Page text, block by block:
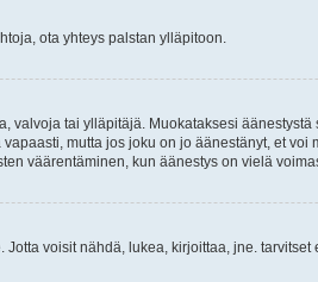
ota yhteys palstan ylläpitoon.
valvoja tai ylläpitäjä. Muokataksesi
mutta jos joku on jo äänestänyt, et
väärentäminen, kun äänestys on vielä
voisit nähdä, lukea, kirjoittaa, jne.